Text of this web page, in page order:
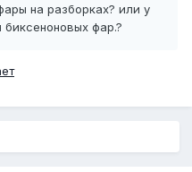
на разборках? или у
биксеноновых фар.?